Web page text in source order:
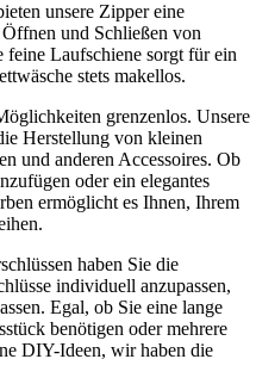
unsere Zipper eine
und Schließen von
feine Laufschiene sorgt für ein
stets makellos.
grenzenlos. Unsere
Herstellung von kleinen
und anderen Accessoires. Ob
oder ein elegantes
ermöglicht es Ihnen, Ihrem
haben Sie die
individuell anzupassen,
Egal, ob Sie eine lange
benötigen oder mehrere
DIY-Ideen, wir haben die